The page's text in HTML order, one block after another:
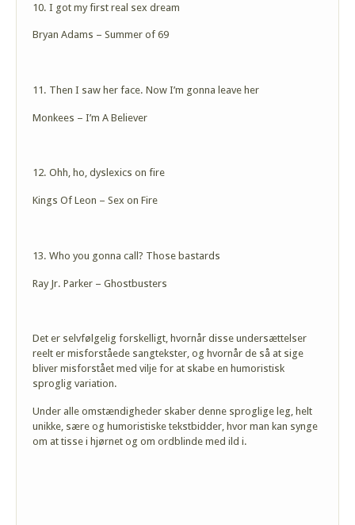
10. I got my first real sex dream
Bryan Adams – Summer of 69
11. Then I saw her face. Now I’m gonna leave her
Monkees – I’m A Believer
12. Ohh, ho, dyslexics on fire
Kings Of Leon – Sex on Fire
13. Who you gonna call? Those bastards
Ray Jr. Parker – Ghostbusters
Det er selvfølgelig forskelligt, hvornår disse undersættelser
reelt er misforståede sangtekster, og hvornår de så at sige
bliver misforstået med vilje for at skabe en humoristisk
sproglig variation.
Under alle omstændigheder skaber denne sproglige leg, helt
unikke, sære og humoristiske tekstbidder, hvor man kan synge
om at tisse i hjørnet og om ordblinde med ild i.